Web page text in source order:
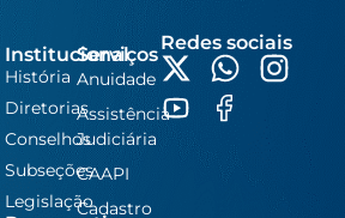
Institucional
História
Diretorias
Conselhos
Subseções
Legislação
Serviços
Anuidade
Assistência
Judiciária
CAAPI
Cadastro
Redes sociais